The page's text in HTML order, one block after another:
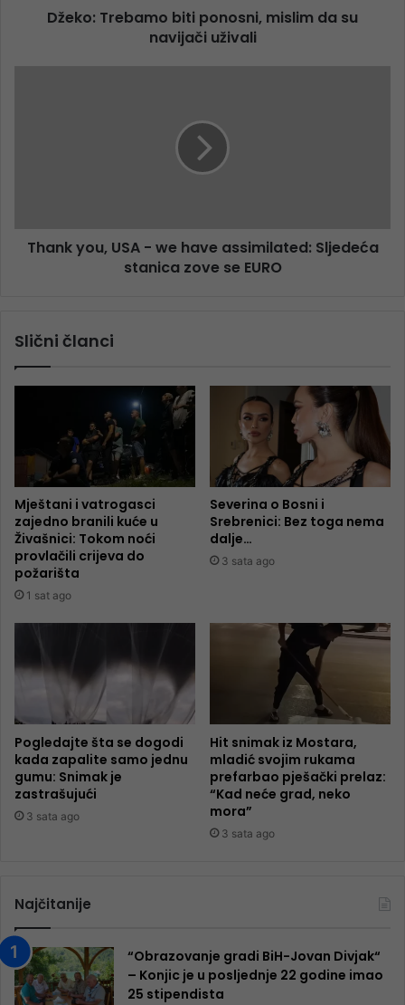
Džeko: Trebamo biti ponosni, mislim da su
navijači uživali
Thank you, USA - we have assimilated: Sljedeća
stanica zove se EURO
Slični članci
Mještani i vatrogasci
zajedno branili kuće u
Živašnici: Tokom noći
provlačili crijeva do
požarišta
1 sat ago
Severina o Bosni i
Srebrenici: Bez toga nema
dalje…
3 sata ago
Pogledajte šta se dogodi
kada zapalite samo jednu
gumu: Snimak je
zastrašujući
3 sata ago
Hit snimak iz Mostara,
mladić svojim rukama
prefarbao pješački prelaz:
“Kad neće grad, neko
mora”
3 sata ago
Najčitanije
“Obrazovanje gradi BiH-Jovan Divjak“
– Konjic je u posljednje 22 godine imao
25 ​​stipendista